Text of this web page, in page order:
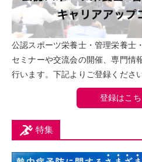
公認スポーツ栄養士・管理栄養士
セミナーや交流会の開催、専門情
行います。下記よりご登録くださ
登録はこち
特集